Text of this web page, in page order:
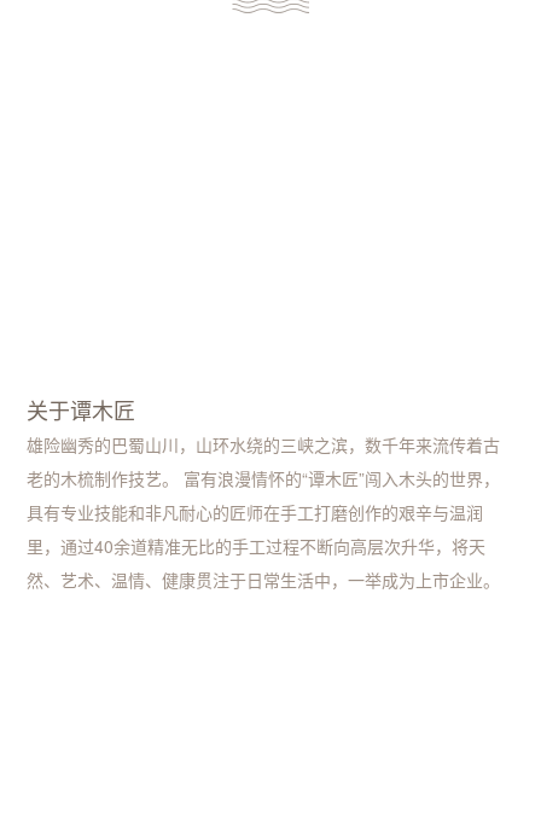
关于谭木匠
雄险幽秀的巴蜀山川，山环水绕的三峡之滨，数千年来流传着古
老的木梳制作技艺。 富有浪漫情怀的“谭木匠”闯入木头的世界，
具有专业技能和非凡耐心的匠师在手工打磨创作的艰辛与温润
里，通过40余道精准无比的手工过程不断向高层次升华，将天
然、艺术、温情、健康贯注于日常生活中，一举成为上市企业。